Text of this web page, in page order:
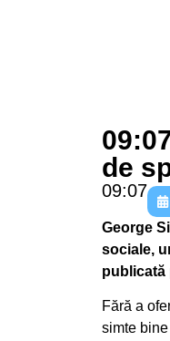
de
09:07
George
sociale,
publicată
Fără a
simte